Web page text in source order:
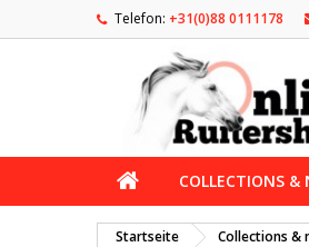
Telefon: +31(0)88 0111178
COLLECTIONS &
Startseite Collections &